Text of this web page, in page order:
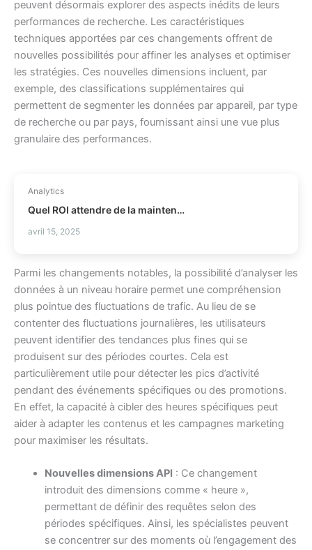
peuvent désormais explorer des aspects inédits de leurs
performances de recherche. Les caractéristiques
techniques apportées par ces changements offrent de
nouvelles possibilités pour affiner les analyses et optimiser
les stratégies. Ces nouvelles dimensions incluent, par
exemple, des classifications supplémentaires qui
permettent de segmenter les données par appareil, par type
de recherche ou par pays, fournissant ainsi une vue plus
granulaire des performances.
Analytics
Quel ROI attendre de la maintenance prédictive ?
avril 15, 2025
Parmi les changements notables, la possibilité d’analyser les
données à un niveau horaire permet une compréhension
plus pointue des fluctuations de trafic. Au lieu de se
contenter des fluctuations journalières, les utilisateurs
peuvent identifier des tendances plus fines qui se
produisent sur des périodes courtes. Cela est
particulièrement utile pour détecter les pics d’activité
pendant des événements spécifiques ou des promotions.
En effet, la capacité à cibler des heures spécifiques peut
aider à adapter les contenus et les campagnes marketing
pour maximiser les résultats.
Nouvelles dimensions API : Ce changement
introduit des dimensions comme « heure »,
permettant de définir des requêtes selon des
périodes spécifiques. Ainsi, les spécialistes peuvent
se concentrer sur des moments où l’engagement des